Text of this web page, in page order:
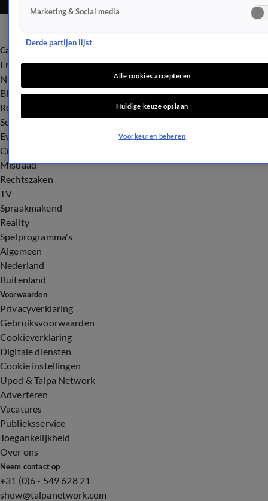
Categorieën
Entertainment
Nieuws
BN'ers
Royalty
Songfestival
Evenementen
Crime
Misdaad
Rechtszaken
TV
Spraakmakend
Reality
Spelprogramma's
Algemeen
Nederland
Buitenland
Voorwaarden
Privacyverklaring
Gebruiksvoorwaarden
Cookieverklaring
Digitale diensten
Cookie instellingen
Upod & Talpa Network
Adverteren
Vacatures
Publieksservice
Toegankelijkheid
Over ons
Neem contact op
+31 (0)6 - 549 628 21
show@talpanetwork.com
Marketing & Social media
Derde partijen lijst
Alle cookies accepteren
Huidige keuze opslaan
Voorkeuren beheren